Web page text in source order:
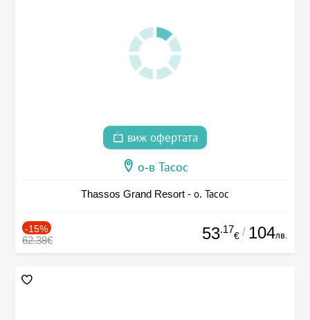
виж офертата
о-в Тасос
Thassos Grand Resort - о. Тасос
-15%
62.38€ 53.17
€ / 104лв.